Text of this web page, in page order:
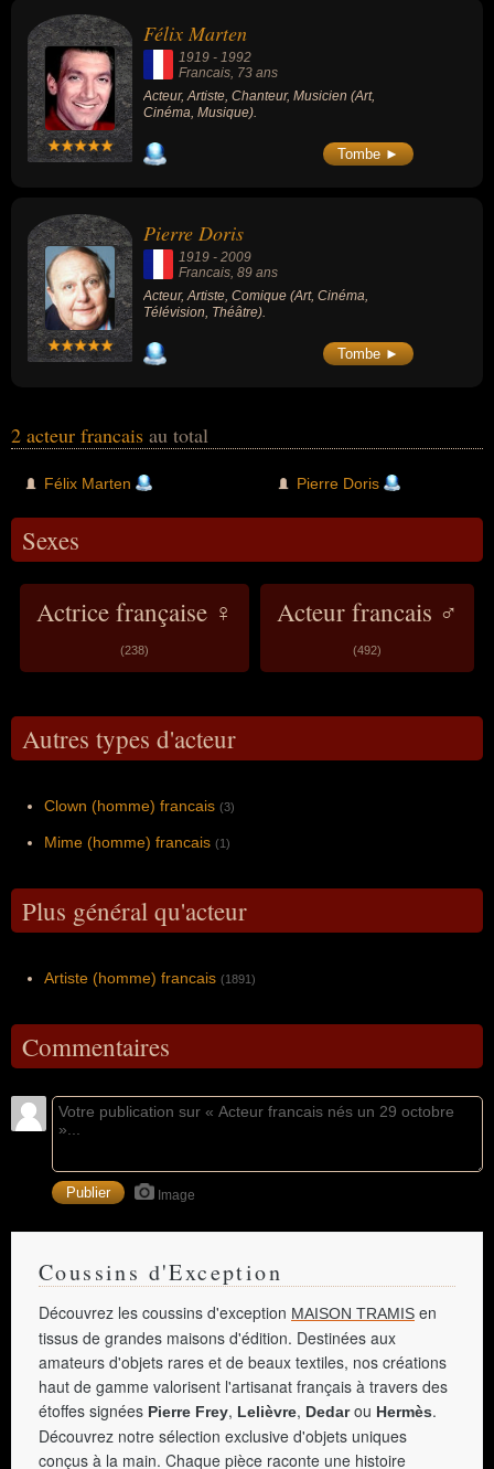
télévision ou du théâtre. Ces célébrités peuvent également avoir
été artiste, chanteur, musicien ou comique.
Félix Marten
1919 - 1992
Francais, 73 ans
Acteur, Artiste, Chanteur, Musicien (Art,
Cinéma, Musique).
Tombe ►
Pierre Doris
1919 - 2009
Francais , 89 ans
Acteur, Artiste, Comique (Art, Cinéma,
Télévision, Théâtre).
Tombe ►
2 acteur francais au total
Félix Marten Pierre Doris
Sexes
Actrice française ♀
(238)
Acteur francais ♂
(492)
Autres types d'acteur
Clown (homme) francais (3)
Mime (homme) francais (1)
Plus général qu'acteur
Artiste (homme) francais (1891)
Commentaires
Image
Coussins d'Exception
Découvrez les coussins d'exception MAISON TRAMIS en
tissus de grandes maisons d'édition. Destinées aux
amateurs d'objets rares et de beaux textiles, nos créations
haut de gamme valorisent l'artisanat français à travers des
étoffes signées Pierre Frey, Lelièvre, Dedarou Hermès.
Découvrez notre sélection exclusive d'objets uniques
conçus à la main. Chaque pièce raconte une histoire